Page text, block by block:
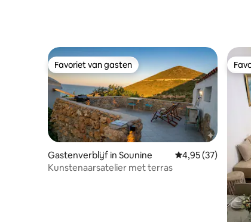
Favoriet van gasten
Favoriet van gasten
Gastenverblijf in Sounine Gemiddelde
4,95 (37)
Kunstenaarsatelier met terras